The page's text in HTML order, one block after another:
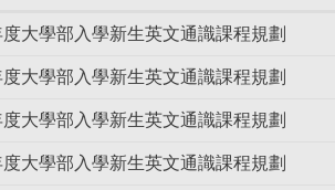
大學部入學新生英文通識課程規劃
大學部入學新生英文通識課程規劃
大學部入學新生英文通識課程規劃
大學部入學新生英文通識課程規劃